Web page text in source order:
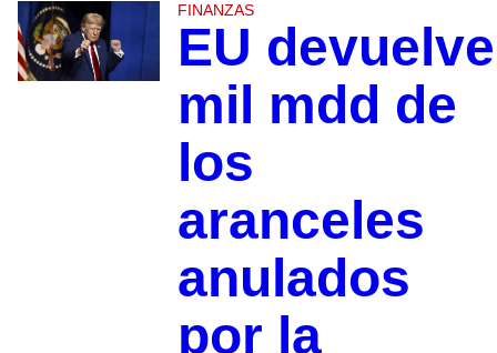
FINANZAS
EU
mil mdd de
los
aranceles
anulados
por la